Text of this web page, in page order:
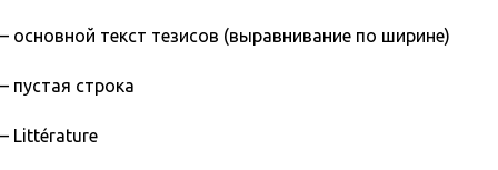
– основной текст тезисов (выравнивание по ширине)
– пустая строка
– Littérature